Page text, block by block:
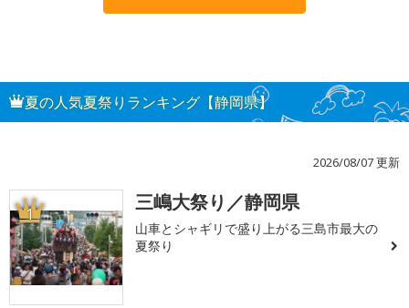
夏の人気夏祭りランキング【静岡県】
2026/08/07 更新
1 三嶋大祭り／静岡県
山車とシャギリで盛り上がる三島市最大の
夏祭り